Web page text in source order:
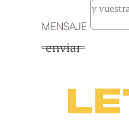
MENSAJE
enviar